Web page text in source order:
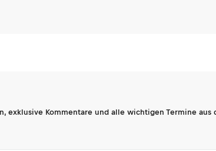
Kommentare und alle wichtigen Termine aus